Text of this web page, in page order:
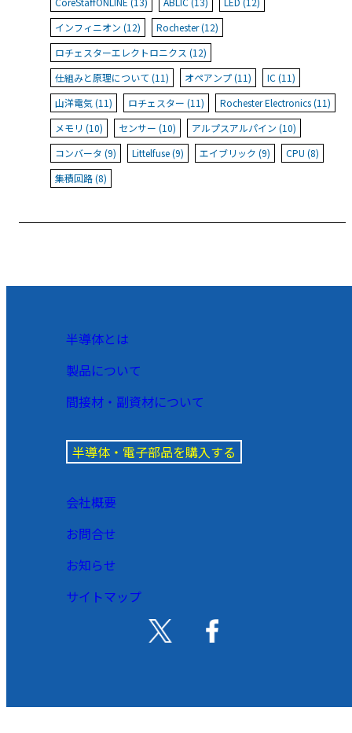
インフィニオン (12)
Rochester (12)
ロチェスターエレクトロニクス (12)
仕組みと原理について (11)
オペアンプ (11)
IC (11)
山洋電気 (11)
ロチェスター (11)
Rochester Electronics (11)
メモリ (10)
センサー (10)
アルプスアルパイン (10)
コンバータ (9)
Littelfuse (9) エイブリック (9)
CPU (8)
集積回路 (8)
半導体とは
製品について
間接材・副資材について
半導体・電子部品を購入する
会社概要
お問合せ
お知らせ
サイトマップ